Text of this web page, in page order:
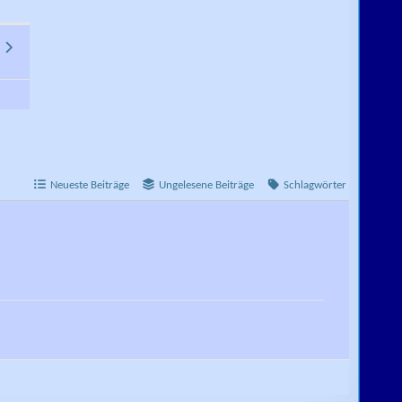
Neueste Beiträge Ungelesene Beiträge Schlagwörter